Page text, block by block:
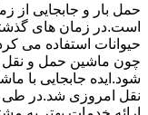
حمل بار و جابجایی از
است.در زمان های
حیوانات استفاده می
چون ماشین حمل و نقل
شود.ایده جابجایی با
نقل امروزی شد.در طی